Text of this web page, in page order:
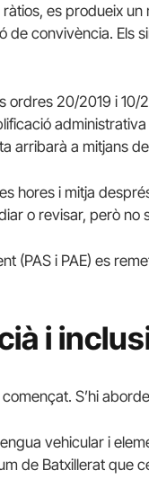
es produeix
de convivència. Els
ordres 20/2019 i 10/
arribarà a mitjans
hores i mitja
o revisar, però no
(PAS i PAE) es
i
S’hi
vehicular i
de Batxillerat que